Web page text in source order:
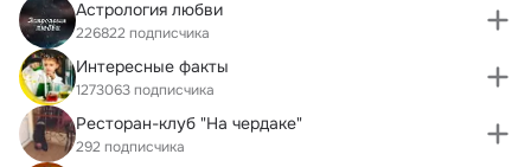
Астрология любви
226822 подписчика
Интересные факты
1273063 подписчика
Ресторан-клуб "На чердаке"
292 подписчика